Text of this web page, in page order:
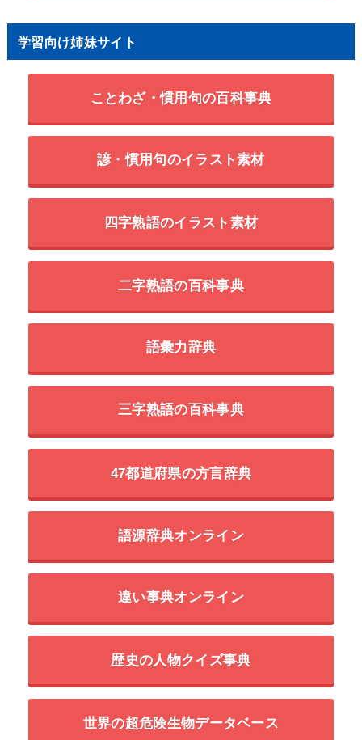
学習向け姉妹サイト
ことわざ・慣用句の百科事典
諺・慣用句のイラスト素材
四字熟語のイラスト素材
二字熟語の百科事典
語彙力辞典
三字熟語の百科事典
47都道府県の方言辞典
語源辞典オンライン
違い事典オンライン
歴史の人物クイズ事典
世界の超危険生物データベース